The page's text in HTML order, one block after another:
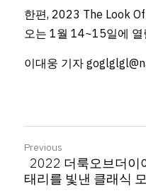
한편, 2023 The Look
오는 1월 14~15일에 열
이대웅 기자
Previous
2022 더룩오브더이
태리를 빛낸 클래식